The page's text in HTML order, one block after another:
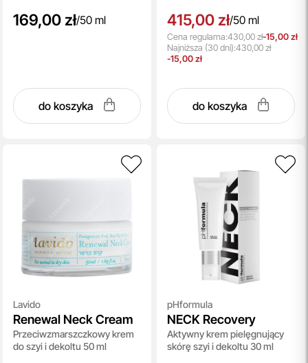
169,00 zł/50 ml
do koszyka
415,00 zł/50 ml
Cena regularna:430,00 zł-15,00 zł
Najniższa (30 dni):430,00 zł
-15,00 zł
do koszyka
Lavido
Renewal Neck Cream
Przeciwzmarszczkowy krem
do szyi i dekoltu 50 ml
pHformula
NECK Recovery
Aktywny krem pielęgnujący
skórę szyi i dekoltu 30 ml